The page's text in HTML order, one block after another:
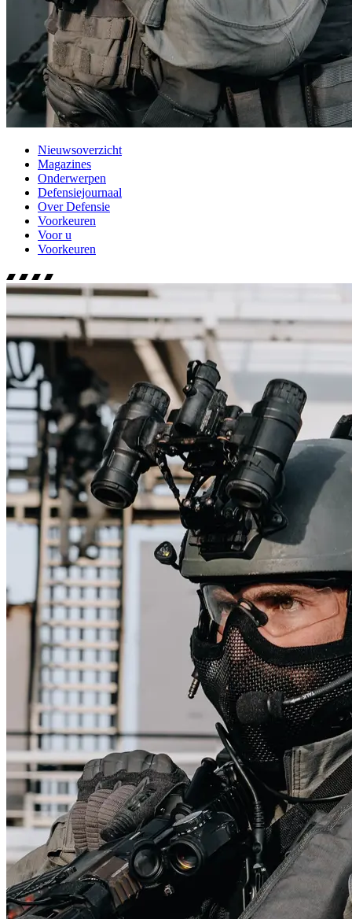
Nieuwsoverzicht
Magazines
Onderwerpen
Defensiejournaal
Over Defensie
Voorkeuren
Voor u
Voorkeuren